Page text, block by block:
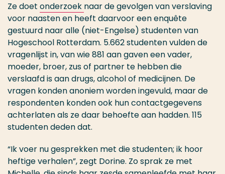
Ze doet onderzoek naar de gevolgen van verslaving
voor naasten en heeft daarvoor een enquête
gestuurd naar alle (niet-Engelse) studenten van
Hogeschool Rotterdam. 5.662 studenten vulden de
vragenlijst in, van wie 881 aan gaven een vader,
moeder, broer, zus of partner te hebben die
verslaafd is aan drugs, alcohol of medicijnen. De
vragen konden anoniem worden ingevuld, maar de
respondenten konden ook hun contactgegevens
achterlaten als ze daar behoefte aan hadden. 115
studenten deden dat.
“Ik voer nu gesprekken met die studenten; ik hoor
heftige verhalen”, zegt Dorine. Zo sprak ze met